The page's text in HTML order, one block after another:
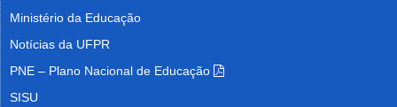
Ministério da Educação
Notícias da UFPR
PNE – Plano Nacional de Educação
SISU